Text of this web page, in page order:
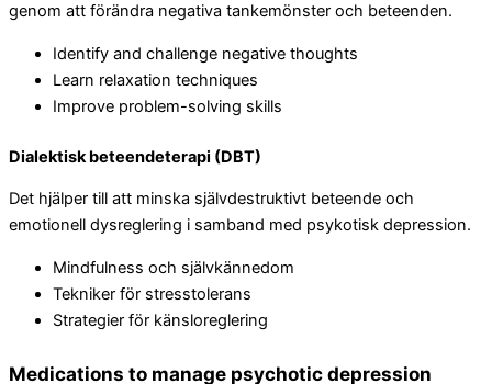
genom att förändra negativa tankemönster och beteenden.
Identify and challenge negative thoughts
Learn relaxation techniques
Improve problem-solving skills
Dialektisk beteendeterapi (DBT)
Det hjälper till att minska självdestruktivt beteende och
emotionell dysreglering i samband med psykotisk depression.
Mindfulness och självkännedom
Tekniker för stresstolerans
Strategier för känsloreglering
Medications to manage psychotic depression